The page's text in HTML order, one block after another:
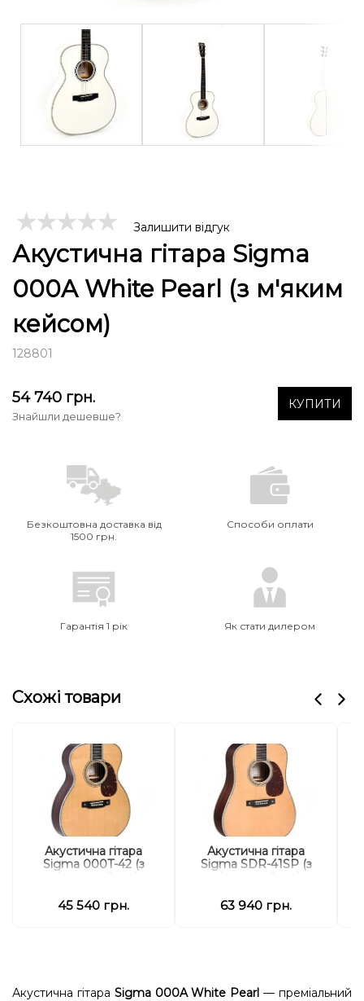
Залишити відгук
Акустична гітара Sigma
000A White Pearl (з м'яким
кейсом)
128801
54 740 грн.
Знайшли дешевше?
КУПИТИ
Безкоштовна доставка від
1500 грн.
Способи оплати
Гарантія 1 рік Як стати дилером
Схожі товари
Акустична гітара
Sigma 000T-42 (з
45 540 грн.
Акустична гітара
Sigma SDR-41SP (з
63 940 грн.
Акустична гітара Sigma 000A White Pearl— преміальний